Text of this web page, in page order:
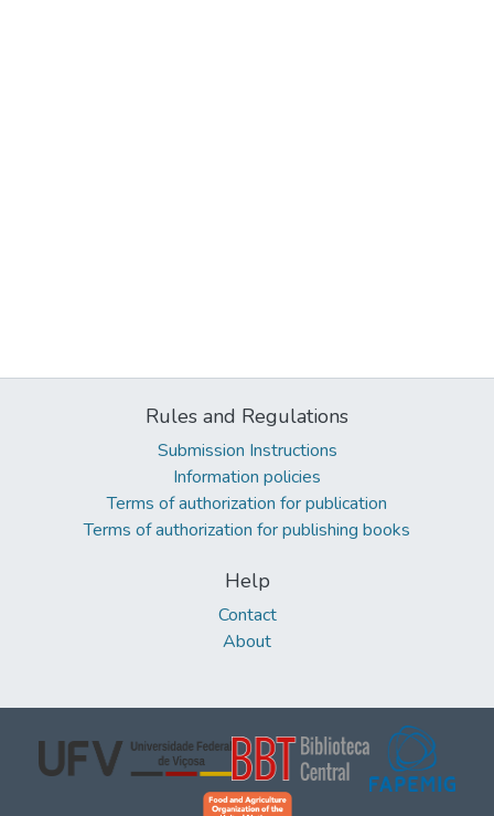
Rules and Regulations
Submission Instructions
Information policies
Terms of authorization for publication
Terms of authorization for publishing books
Help
Contact
About